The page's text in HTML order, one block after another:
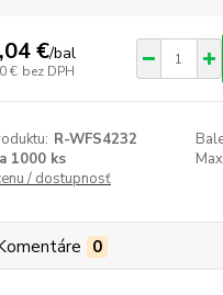
€/bal
€ bez DPH
R-WFS4232
1000 ks
/ dostupnosť
0